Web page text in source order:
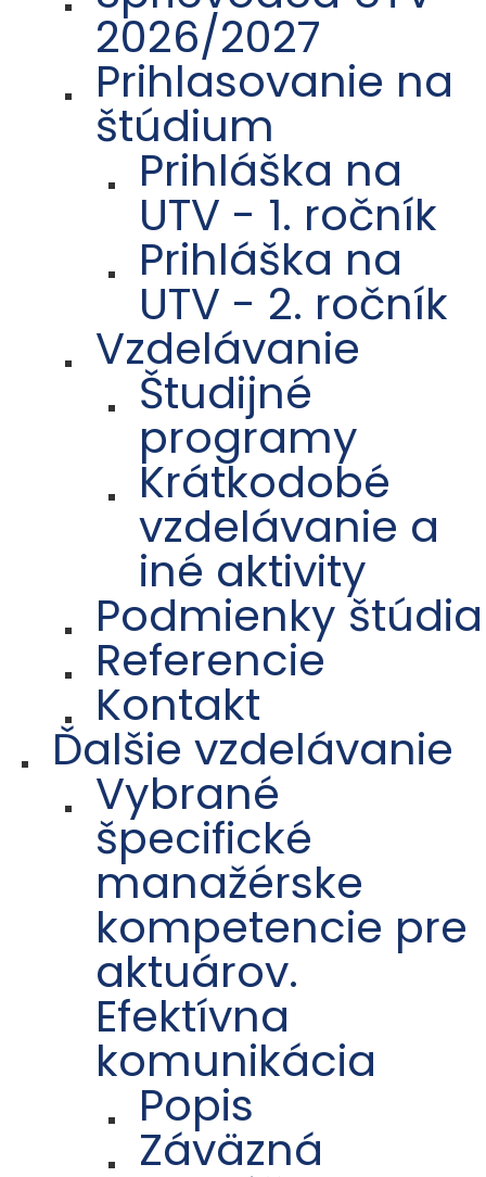
2026/2027
Prihlasovanie na
štúdium
Prihláška na
UTV - 1. ročník
Prihláška na
UTV - 2. ročník
Vzdelávanie
Študijné
programy
Krátkodobé
vzdelávanie a
iné aktivity
Podmienky štúdia
Referencie
Kontakt
Ďalšie vzdelávanie
Vybrané
špecifické
manažérske
kompetencie pre
aktuárov.
Efektívna
komunikácia
Popis
Záväzná